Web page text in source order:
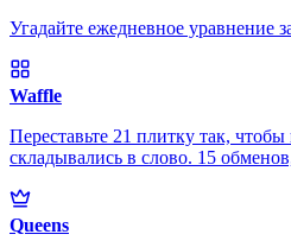
Угадайте ежедневное уравнение
Waffle
Переставьте 21 плитку так,
складывались в слово. 15
Queens